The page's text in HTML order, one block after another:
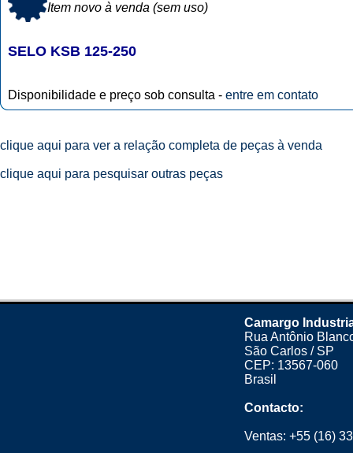
Item novo à venda (sem uso)
SELO KSB 125-250
Disponibilidade e preço sob consulta - entre em contato
clique aqui para ver a relação completa de peças à venda
clique aqui para pesquisar outras peças
Camargo
Rua Antônio
São Carlos / SP
CEP: 13567-060
Brasil
Contacto:
Ventas: +55 (16)